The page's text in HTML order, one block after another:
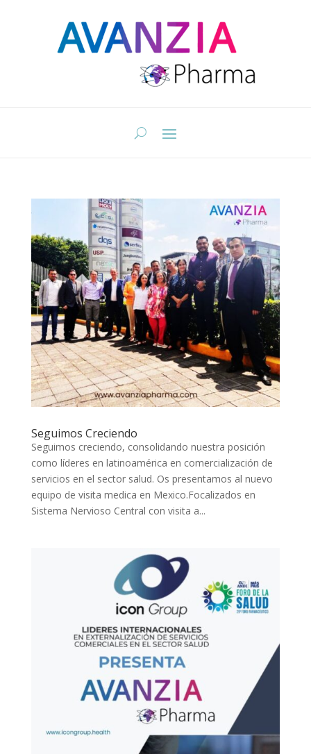
Seguimos Creciendo
Seguimos creciendo, consolidando nuestra posición
como líderes en latinoamérica en comercialización de
servicios en el sector salud. Os presentamos al nuevo
equipo de visita medica en Mexico.Focalizados en
Sistema Nervioso Central con visita a...